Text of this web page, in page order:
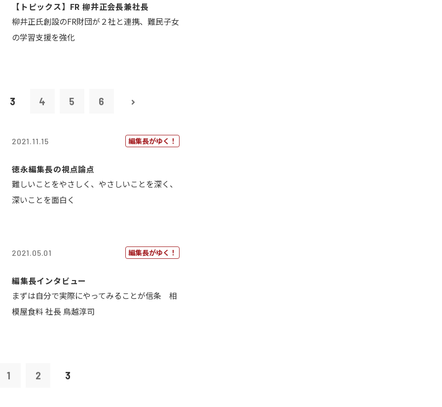
【トピックス】FR 柳井正会長兼社長
柳井正氏創設のFR財団が２社と連携、難民子女
の学習支援を強化
3 4 5 6
2021.11.15 編集長がゆく！
徳永編集長の視点論点
難しいことをやさしく、やさしいことを深く、
深いことを面白く
2021.05.01 編集長がゆく！
編集長インタビュー
まずは自分で実際にやってみることが信条 相
模屋食料 社長 鳥越淳司
1 2 3